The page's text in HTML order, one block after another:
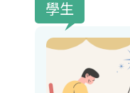
學生